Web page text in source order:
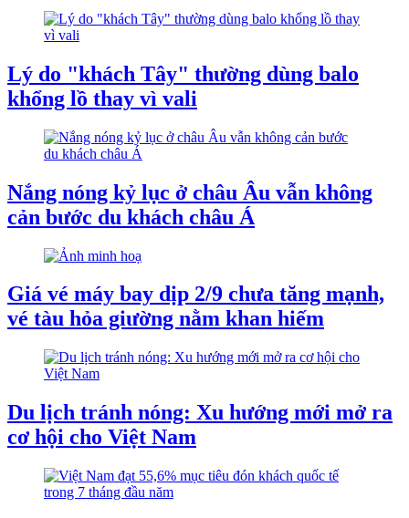
Lý do "khách Tây" thường dùng balo
khổng lồ thay vì vali
Nắng nóng kỷ lục ở châu Âu vẫn không
cản bước du khách châu Á
Giá vé máy bay dịp 2/9 chưa tăng mạnh,
vé tàu hỏa giường nằm khan hiếm
Du lịch tránh nóng: Xu hướng mới mở ra
cơ hội cho Việt Nam